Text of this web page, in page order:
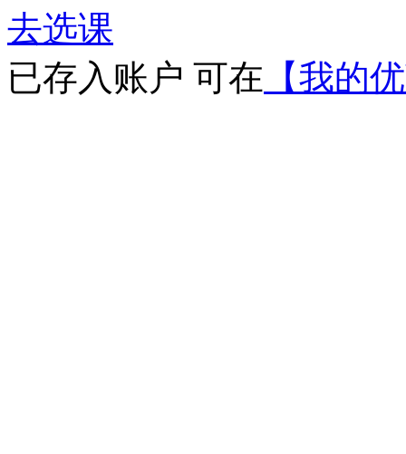
去选课
已存入账户 可在 【我的